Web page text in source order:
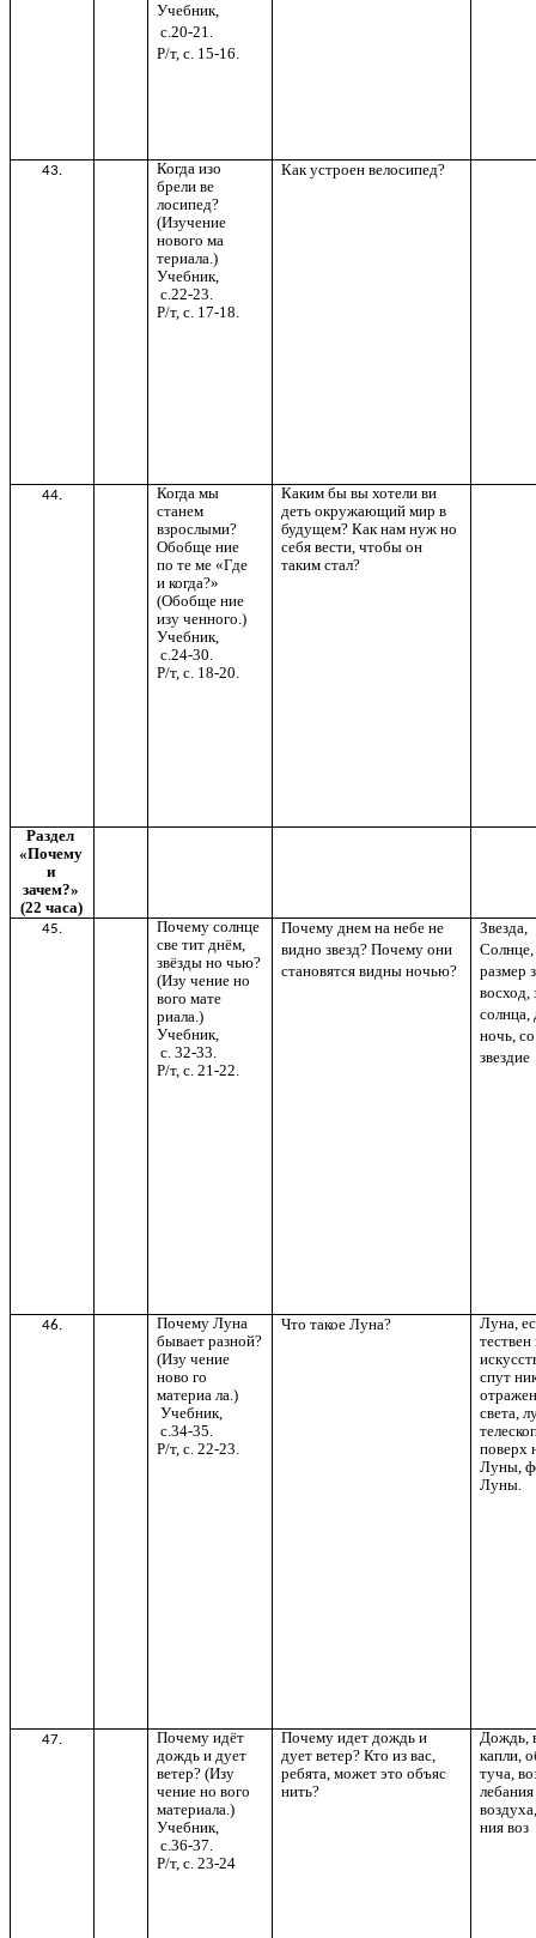
Учебник,
с.20-21.
Р/т, с. 15-16.
43.
Когда изо
брели ве
лосипед?
(Изучение
нового ма
териала.)
Учебник,
с.22-23.
Р/т, с. 17-18.
Как устроен велосипед?
44.
Когда мы
станем
взрослыми?
Обобще ние
по те ме «Где
и когда?»
(Обобще ние
изу ченного.)
Учебник,
с.24-30.
Р/т, с. 18-20.
Каким бы вы хотели ви
деть окружающий мир в
будущем? Как нам нуж но
себя вести, чтобы он
таким стал?
Раздел
«Почему
и
зачем?»
(22 часа)
45.
Почему солнце
све тит днём,
звёзды но чью?
(Изу чение но
вого мате
риала.)
Учебник,
с. 32-33.
Р/т, с. 21-22.
Почему днем на небе не
видно звезд? Почему они
становятся видны ночью?
Звезда,
Солнце,
размер
восход,
солнца,
ночь, со
звездие
46.
Почему Луна
бывает разной?
(Изу чение
ново го
материа ла.)
Учебник,
с.34-35.
Р/т, с. 22-23.
Что такое Луна?
Луна, ес
спут
света,
поверх
Луны,
Луны.
47.
Почему идёт
дождь и дует
ветер? (Изу
чение но вого
материала.)
Учебник,
с.36-37.
Р/т, с. 23-24
Почему идет дождь и
дует ветер? Кто из вас,
ребята, может это объяс
нить?
Дождь,
капли,
туча,
лебания
ния воз